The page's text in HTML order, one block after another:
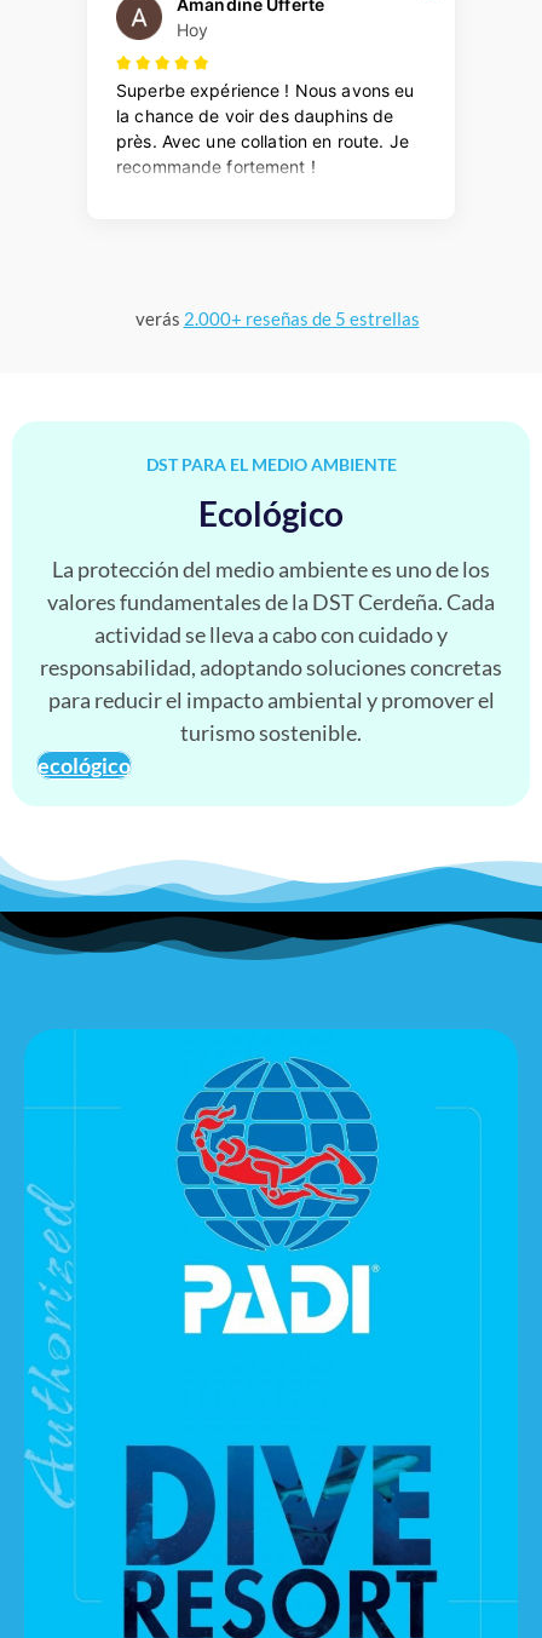
verás 2.000+ reseñas de 5 estrellas
DST PARA EL MEDIO AMBIENTE
Ecológico
La protección del medio ambiente es uno de los
valores fundamentales de la DST Cerdeña. Cada
actividad se lleva a cabo con cuidado y
responsabilidad, adoptando soluciones concretas
para reducir el impacto ambiental y promover el
turismo sostenible.
ecológico